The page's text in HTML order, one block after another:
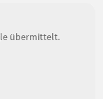
übermittelt.